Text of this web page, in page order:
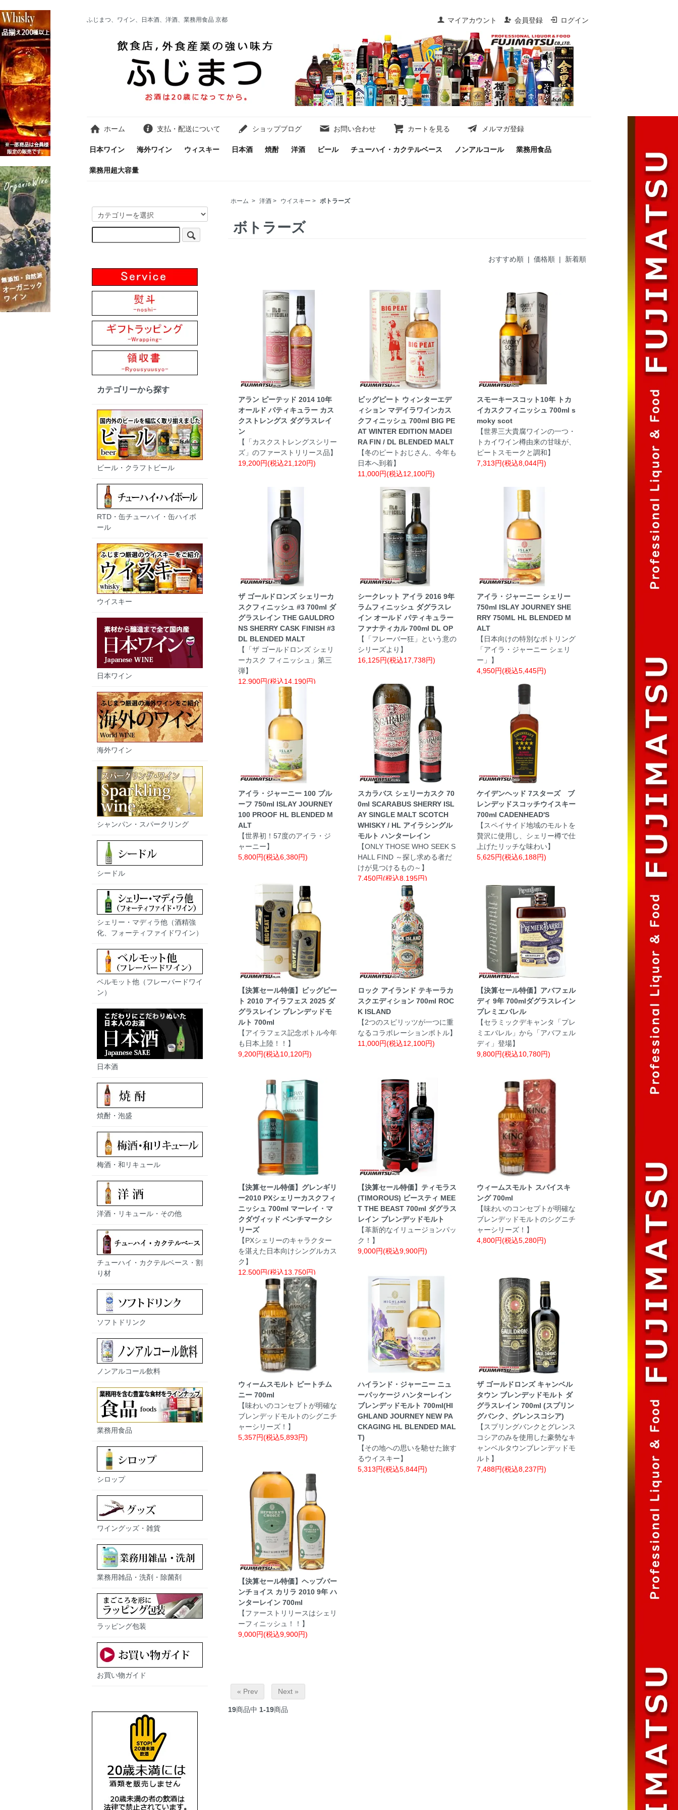
マイアカウント 会員登録 ログイン
ふじまつ、ワイン、日本酒、洋酒、業務用食品 京都
ホーム 支払・配送について ショップブログ お問い合わせ カートを見る メルマガ登録
日本ワイン 海外ワイン ウィスキー 日本酒 焼酎 洋酒 ビール チューハイ・カクテルベース ノンアルコール 業務用食品
業務用超大容量
ホーム > 洋酒 > ウイスキー > ボトラーズ
ボトラーズ
おすすめ順 | 価格順 | 新着順
アラン ピーテッド 2014 10年
オールド パティキュラー カス
クストレングス ダグラスレイ
ン
【「カスクストレングスシリー
ズ」のファーストリリース品】
19,200円(税込21,120円)
ビッグピート ウィンターエデ
ィション マデイラワインカス
クフィニッシュ 700ml BIG PE
AT WINTER EDITION MADEI
RA FIN / DL BLENDED MALT
【冬のピートおじさん、今年も
日本へ到着】
11,000円(税込12,100円)
スモーキースコット10年 トカ
イカスクフィニッシュ 700ml s
moky scot
【世界三大貴腐ワインの一つ・
トカイワイン樽由来の甘味が、
ピートスモークと調和】
7,313円(税込8,044円)
ザ ゴールドロンズ シェリーカ
スクフィニッシュ #3 700ml ダ
グラスレイン THE GAULDRO
NS SHERRY CASK FINISH #3
DL BLENDED MALT
【「ザ ゴールドロンズ シェリ
ーカスク フィニッシュ」第三
弾】
12,900円(税込14,190円)
シークレット アイラ 2016 9年
ラムフィニッシュ ダグラスレ
イン オールド パティキュラー
ファナティカル 700ml DL OP
【「フレーバー狂」という意の
シリーズより】
16,125円(税込17,738円)
アイラ・ジャーニー シェリー
750ml ISLAY JOURNEY SHE
RRY 750ML HL BLENDED M
ALT
【日本向けの特別なボトリング
「アイラ・ジャーニー シェリ
ー」】
4,950円(税込5,445円)
アイラ・ジャーニー 100 プル
ーフ 750ml ISLAY JOURNEY
100 PROOF HL BLENDED M
ALT
【世界初！57度のアイラ・ジ
ャーニー】
5,800円(税込6,380円)
スカラバス シェリーカスク 70
0ml SCARABUS SHERRY ISL
AY SINGLE MALT SCOTCH
WHISKY / HL アイラシングル
モルト ハンターレイン
【ONLY THOSE WHO SEEK S
HALL FIND ～探し求める者だ
けが見つけるもの～】
7,450円(税込8,195円)
ケイデンヘッド 7スターズ ブ
レンデッドスコッチウイスキー
700ml CADENHEAD'S
【スペイサイド地域のモルトを
贅沢に使用し、シェリー樽で仕
上げたリッチな味わい】
5,625円(税込6,188円)
【決算セール特価】ビッグピー
ト 2010 アイラフェス 2025 ダ
グラスレイン ブレンデッドモ
ルト 700ml
【アイラフェス記念ボトル今年
も日本上陸！！】
9,200円(税込10,120円)
ロック アイランド テキーラカ
スクエディション 700ml ROC
K ISLAND
【2つのスピリッツが一つに重
なるコラボレーションボトル】
11,000円(税込12,100円)
【決算セール特価】アバフェル
ディ 9年 700mlダグラスレイン
プレミエバレル
【セラミックデキャンタ「プレ
ミエバレル」から「アバフェル
ディ」登場】
9,800円(税込10,780円)
【決算セール特価】グレンギリ
ー2010 PXシェリーカスクフィ
ニッシュ 700ml マーレイ・マ
クダヴィッド ベンチマークシ
リーズ
【PXシェリーのキャラクター
を湛えた日本向けシングルカス
ク】
12,500円(税込13,750円)
【決算セール特価】ティモラス
(TIMOROUS) ビースティ MEE
T THE BEAST 700ml ダグラス
レイン ブレンデッドモルト
【革新的なイリュージョンパッ
ク！】
9,000円(税込9,900円)
ウィームスモルト スパイスキ
ング 700ml
【味わいのコンセプトが明確な
ブレンデッドモルトのシグニチ
ャーシリーズ！】
4,800円(税込5,280円)
ウィームスモルト ピートチム
ニー 700ml
【味わいのコンセプトが明確な
ブレンデッドモルトのシグニチ
ャーシリーズ！】
5,357円(税込5,893円)
ハイランド・ジャーニー ニュ
ーパッケージ ハンターレイン
ブレンデッドモルト 700ml(HI
GHLAND JOURNEY NEW PA
CKAGING HL BLENDED MAL
T)
【その地への思いを馳せた旅す
るウイスキー】
5,313円(税込5,844円)
ザ ゴールドロンズ キャンベル
タウン ブレンデッドモルト ダ
グラスレイン 700ml (スプリン
グバンク、グレンスコシア)
【スプリングバンクとグレンス
コシアのみを使用した豪勢なキ
ャンベルタウンブレンデッドモ
ルト】
7,488円(税込8,237円)
【決算セール特価】ヘップバー
ンチョイス カリラ 2010 9年 ハ
ンターレイン 700ml
【ファーストリリースはシェリ
ーフィニッシュ！！】
9,000円(税込9,900円)
« Prev Next »
19商品中 1-19商品
カテゴリーから探す
ビール・クラフトビール
RTD・缶チューハイ・缶ハイボ
ール
ウイスキー
日本ワイン
海外ワイン
シャンパン・スパークリング
シードル
シェリー・マディラ他（酒精強
化、フォーティファイドワイン）
ベルモット他（フレーバードワイ
ン）
日本酒
焼酎・泡盛
梅酒・和リキュール
洋酒・リキュール・その他
チューハイ・カクテルベース・割
り材
ソフトドリンク
ノンアルコール飲料
業務用食品
シロップ
ワイングッズ・雑貨
業務用雑品・洗剤・除菌剤
ラッピング包装
お買い物ガイド